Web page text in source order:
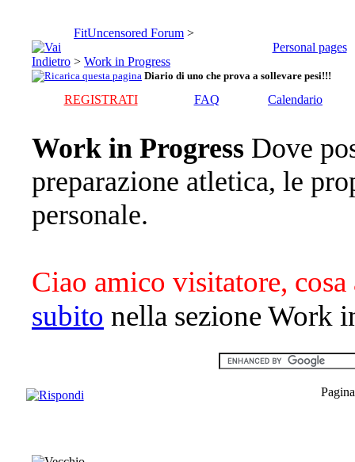
FitUncensored Forum >
Personal pages
> Work in Progress
Diario di uno che prova a sollevare pesi!!!
REGISTRATI FAQ Calendario
Work in Progress Dove
preparazione atletica, le
personale.
Ciao amico visitatore, cosa
subito nella sezione Work